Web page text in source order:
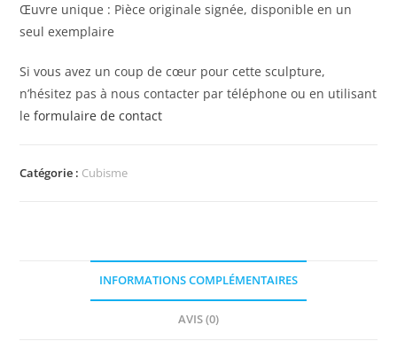
Œuvre unique : Pièce originale signée, disponible en un
seul exemplaire
Si vous avez un coup de cœur pour cette sculpture,
n’hésitez pas à nous contacter par téléphone ou en utilisant
leformulaire de contact
Catégorie : Cubisme
INFORMATIONS COMPLÉMENTAIRES
AVIS (0)